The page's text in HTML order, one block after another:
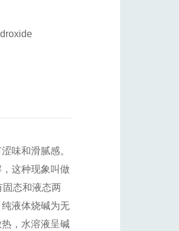
味和滑腻感。
这种现象叫做
态和液态两
液体烧碱为无
，水溶液呈碱